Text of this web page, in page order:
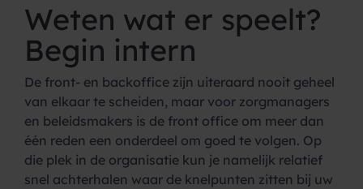
Weten wat er speelt?
Begin intern
De front- en backoffice zijn uiteraard nooit geheel
van elkaar te scheiden, maar voor zorgmanagers
en beleidsmakers is de front office om meer dan
één reden een onderdeel om goed te volgen. Op
die plek in de organisatie kun je namelijk relatief
snel achterhalen waar de knelpunten zitten bij uw